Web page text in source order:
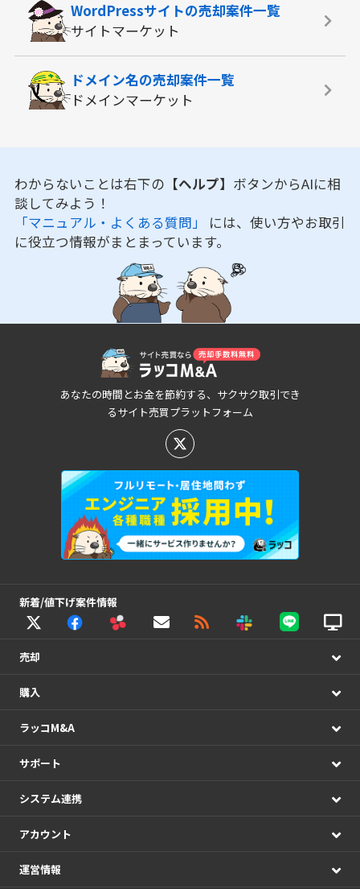
WordPressサイトの売却案件一覧
サイトマーケット
ドメイン名の売却案件一覧
ドメインマーケット
わからないことは右下の 【ヘルプ】 ボタンからAIに相
談してみよう！
「マニュアル・よくある質問」 には、使い方やお取引
に役立つ情報がまとまっています。
あなたの時間とお金を節約する、サクサク取引でき
るサイト売買プラットフォーム
新着/値下げ案件情報
売却
購入
ラッコM&A
サポート
システム連携
アカウント
運営情報